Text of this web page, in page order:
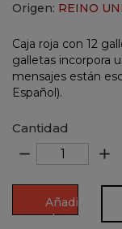
Origen: REINO
Caja roja con 12
galletas incorpora
mensajes están
Español).
Cantidad
remove add
Añadir
al